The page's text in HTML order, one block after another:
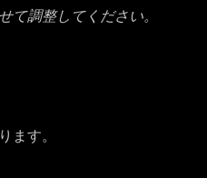
調整してください。
す。